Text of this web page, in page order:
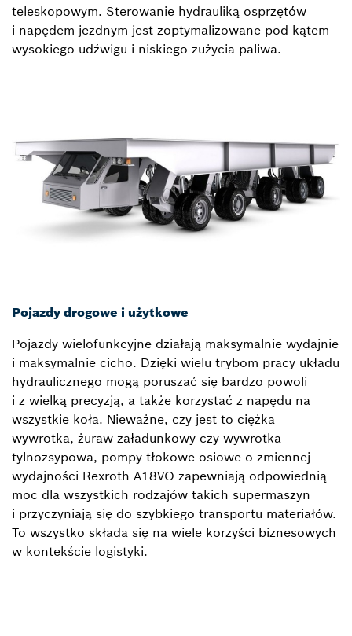
teleskopowym. Sterowanie hydrauliką osprzętów
i napędem jezdnym jest zoptymalizowane pod kątem
wysokiego udźwigu i niskiego zużycia paliwa.
Pojazdy drogowe i użytkowe
Pojazdy wielofunkcyjne działają maksymalnie wydajnie
i maksymalnie cicho. Dzięki wielu trybom pracy układu
hydraulicznego mogą poruszać się bardzo powoli
i z wielką precyzją, a także korzystać z napędu na
wszystkie koła. Nieważne, czy jest to ciężka
wywrotka, żuraw załadunkowy czy wywrotka
tylnozsypowa, pompy tłokowe osiowe o zmiennej
wydajności Rexroth A18VO zapewniają odpowiednią
moc dla wszystkich rodzajów takich supermaszyn
i przyczyniają się do szybkiego transportu materiałów.
To wszystko składa się na wiele korzyści biznesowych
w kontekście logistyki.